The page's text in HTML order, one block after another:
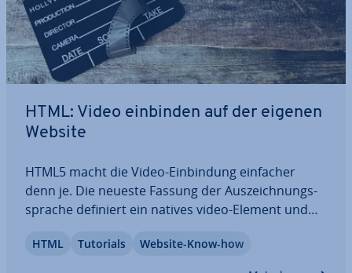
HTML: Video einbinden auf der eigenen
Website
HTML5 macht die Video-Ein­bin­dung einfacher
denn je. Die neueste Fassung der Aus­zeich­nungs­
spra­che definiert ein natives video-Element und
tiv haben Web­sei­ten­be­trei­ben­de die Mög­lich­keit,
HTML Tutorials Website-Know-how